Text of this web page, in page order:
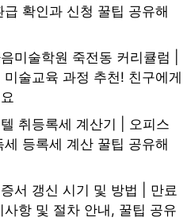
급 확인과 신청 꿀팁 공유해
미술학원 죽전동 커리큘럼 |
미술교육 과정 추천! 친구에게
취등록세 계산기 | 오피스
세 등록세 계산 꿀팁 공유해
서 갱신 시기 및 방법 | 만료
사항 및 절차 안내, 꿀팁 공유